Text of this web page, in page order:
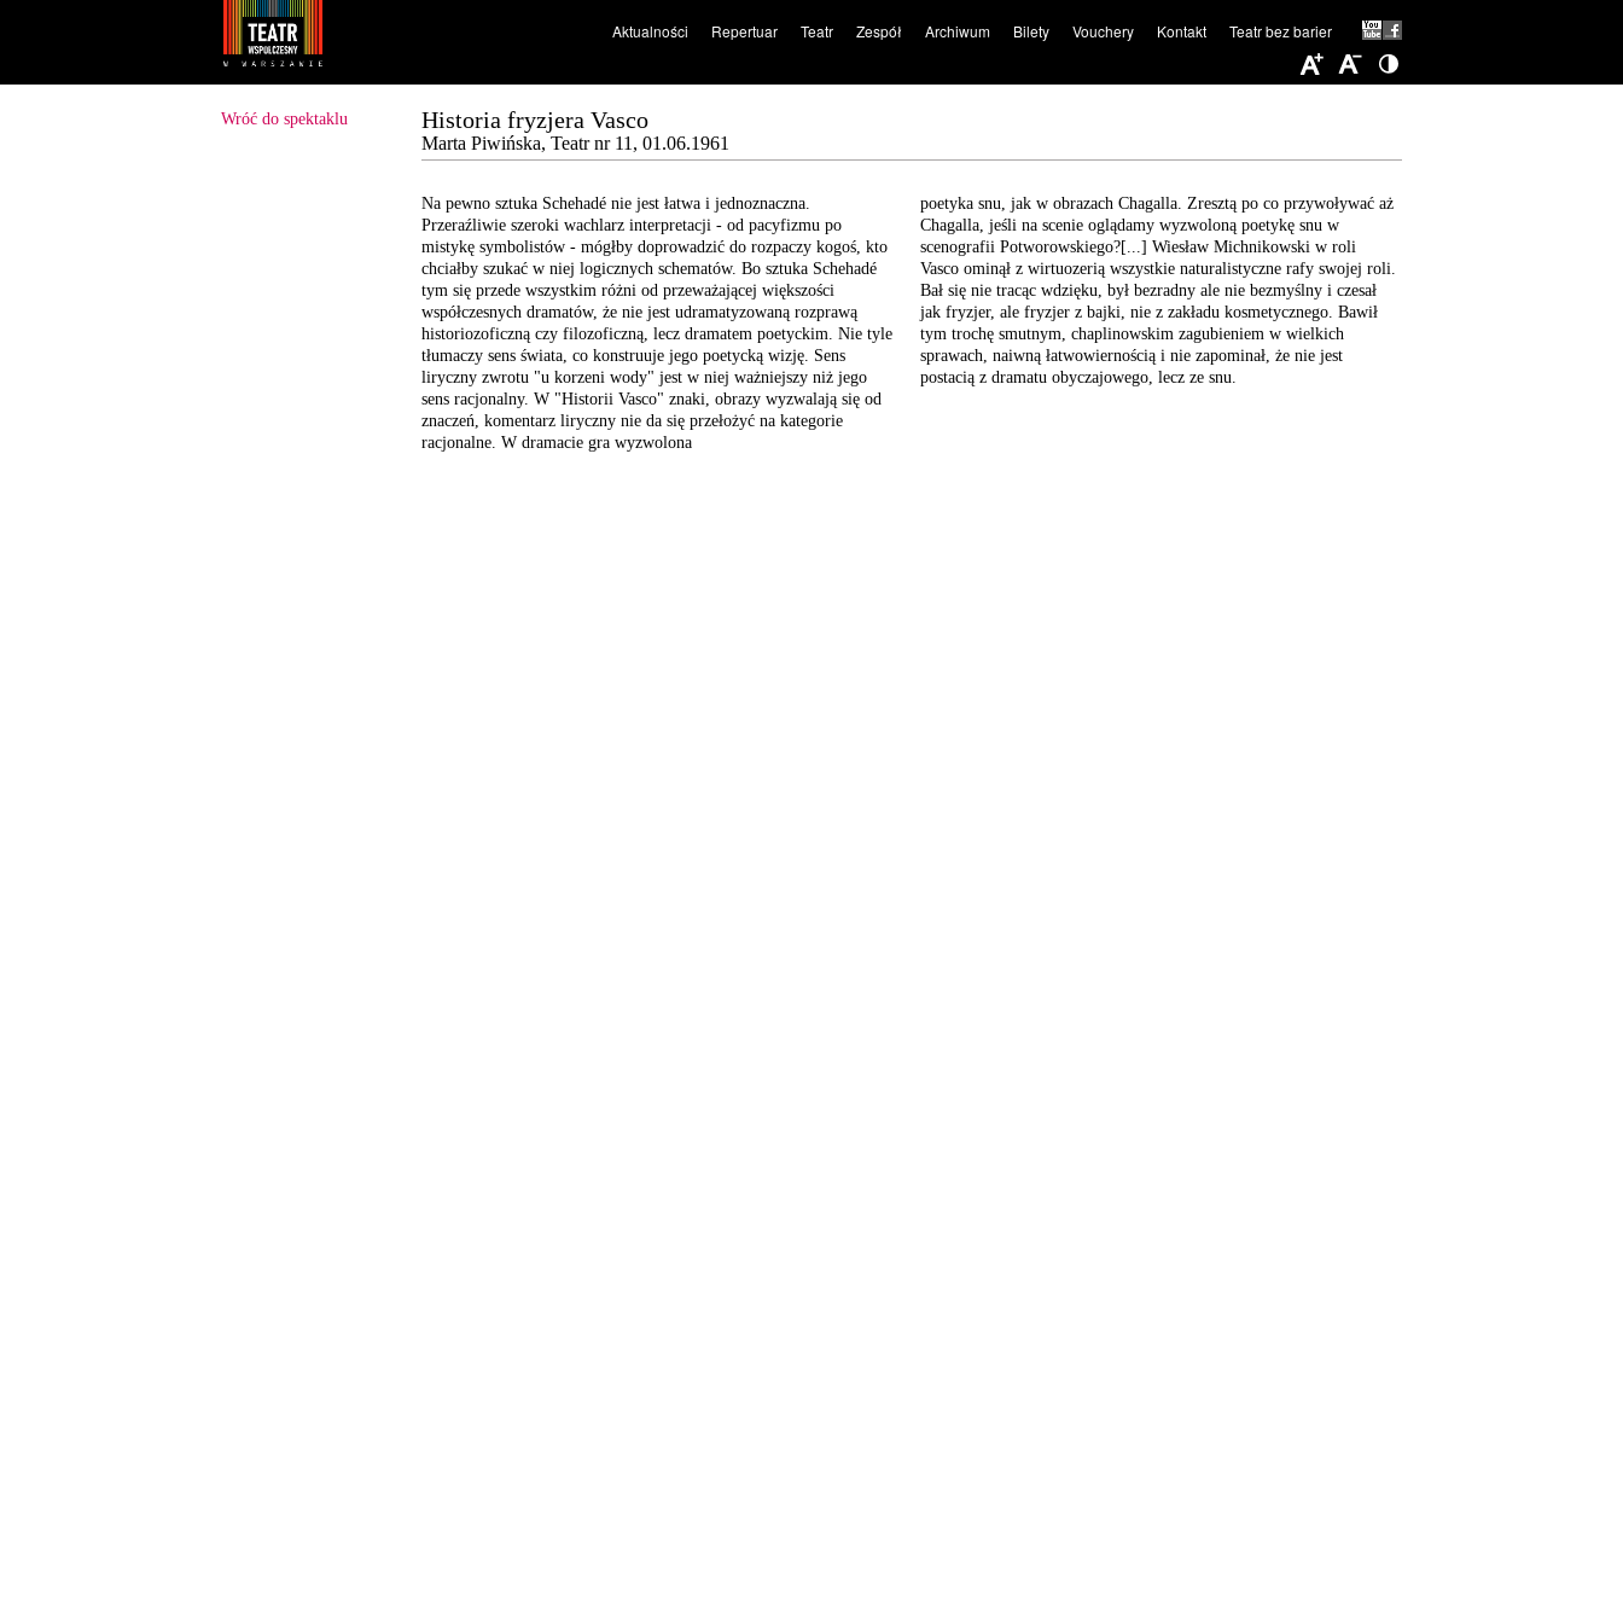
Aktualności Repertuar Teatr Zespół Archiwum Bilety Vouchery Kontakt Teatr bez barier
Wróć do spektaklu Historia fryzjera Vasco
Marta Piwińska, Teatr nr 11, 01.06.1961
Na pewno sztuka Schehadé nie jest łatwa i jednoznaczna.
Przeraźliwie szeroki wachlarz interpretacji - od pacyfizmu po
mistykę symbolistów - mógłby doprowadzić do rozpaczy kogoś, kto
chciałby szukać w niej logicznych schematów. Bo sztuka Schehadé
tym się przede wszystkim różni od przeważającej większości
współczesnych dramatów, że nie jest udramatyzowaną rozprawą
historiozoficzną czy filozoficzną, lecz dramatem poetyckim. Nie tyle
tłumaczy sens świata, co konstruuje jego poetycką wizję. Sens
liryczny zwrotu "u korzeni wody" jest w niej ważniejszy niż jego
sens racjonalny. W "Historii Vasco" znaki, obrazy wyzwalają się od
znaczeń, komentarz liryczny nie da się przełożyć na kategorie
racjonalne. W dramacie gra wyzwolona
poetyka snu, jak w obrazach Chagalla. Zresztą po co przywoływać aż
Chagalla, jeśli na scenie oglądamy wyzwoloną poetykę snu w
scenografii Potworowskiego?[...] Wiesław Michnikowski w roli
Vasco ominął z wirtuozerią wszystkie naturalistyczne rafy swojej roli.
Bał się nie tracąc wdzięku, był bezradny ale nie bezmyślny i czesał
jak fryzjer, ale fryzjer z bajki, nie z zakładu kosmetycznego. Bawił
tym trochę smutnym, chaplinowskim zagubieniem w wielkich
sprawach, naiwną łatwowiernością i nie zapominał, że nie jest
postacią z dramatu obyczajowego, lecz ze snu.